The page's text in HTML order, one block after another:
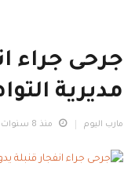
جرحى جراء
مديرية
مارب اليوم منذ 8 سنوات